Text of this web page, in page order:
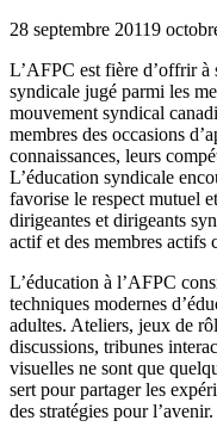
28 septembre 20119
L’AFPC est fière d’offrir à
syndicale jugé parmi les
mouvement syndical
membres des occasions
connaissances, leurs
L’éducation syndicale
favorise le respect mutuel
dirigeantes et dirigeants
actif et des membres actifs
L’éducation à l’AFPC
techniques modernes
adultes. Ateliers, jeux de
discussions, tribunes
visuelles ne sont que
sert pour partager les
des stratégies pour l’avenir.